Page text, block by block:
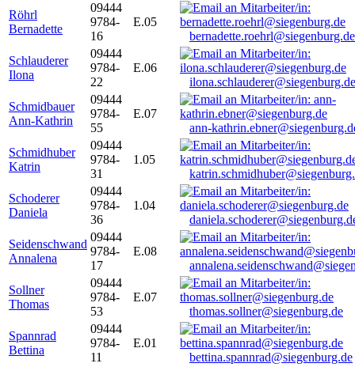
Röhrl
Bernadette
09444
9784-
16
E.05
bernadette.roehrl@siegenburg.de
Schlauderer
Ilona
09444
9784-
22
E.06
ilona.schlauderer@siegenburg.de
Schmidbauer
Ann-Kathrin
09444
9784-
55
E.07
ann-
Schmidhuber
Katrin
09444
9784-
31
1.05
Schoderer
Daniela
09444
9784-
36
1.04
Seidenschwand
Annalena
09444
9784-
17
E.08
Sollner
Thomas
09444
9784-
53
E.07
thomas.sollner@siegenburg.de
Spannrad
Bettina
09444
9784-
11
E.01
bettina.spannrad@siegenburg.de